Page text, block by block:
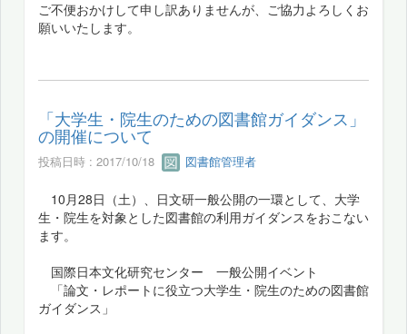
ご不便おかけして申し訳ありませんが、ご協力よろしくお
願いいたします。
「大学生・院生のための図書館ガイダンス」
の開催について
投稿日時 : 2017/10/18 図書館管理者
10月28日（土）、日文研一般公開の一環として、大学
生・院生を対象とした図書館の利用ガイダンスをおこない
ます。
国際日本文化研究センター 一般公開イベント
「論文・レポートに役立つ大学生・院生のための図書館
ガイダンス」